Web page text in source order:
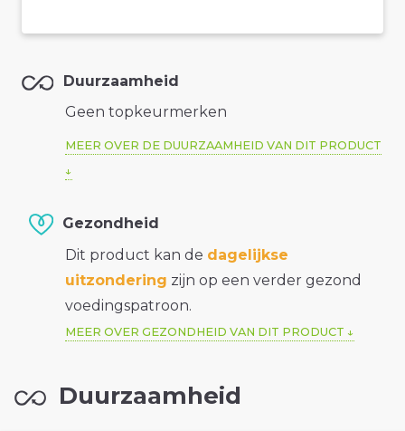
Duurzaamheid
Geen topkeurmerken
MEER OVER DE DUURZAAMHEID VAN DIT PRODUCT
Gezondheid
Dit product kan de dagelijkse
uitzondering zijn op een verder gezond
voedingspatroon.
MEER OVER GEZONDHEID VAN DIT PRODUCT
Duurzaamheid